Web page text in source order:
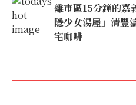
離市區15分鐘的嘉
隱少女湯屋」清豐
宅咖啡